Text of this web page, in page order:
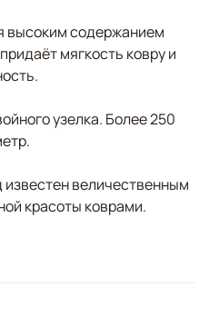
высоким содержанием
мягкость ковру и
узелка. Более 250
известен величественным
красоты коврами.